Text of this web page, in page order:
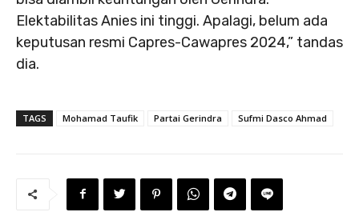
Elektabilitas Anies ini tinggi. Apalagi, belum ada
keputusan resmi Capres-Cawapres 2024,” tandas
dia.
TAGS Mohamad Taufik Partai Gerindra Sufmi Dasco Ahmad